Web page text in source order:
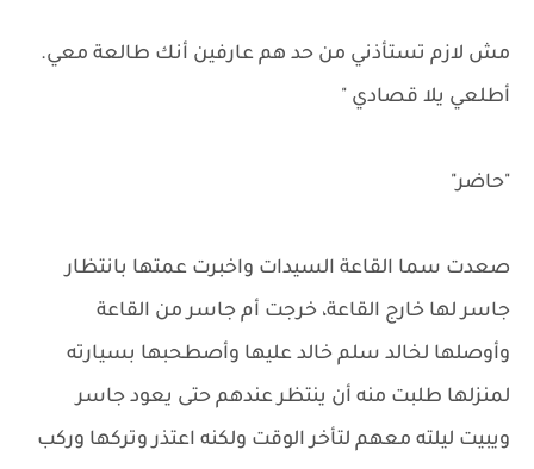
مش لازم تستأذني من حد هم عارفين أنك طالعة معي.
أطلعي يلا قصادي "
"حاضر"
صعدت سما القاعة السيدات واخبرت عمتها بانتظار
جاسر لها خارج القاعة، خرجت أم جاسر من القاعة
وأوصلها لخالد سلم خالد عليها وأصطحبها بسيارته
لمنزلها طلبت منه أن ينتظر عندهم حتى يعود جاسر
ويبيت ليلته معهم لتأخر الوقت ولكنه اعتذر وتركها وركب